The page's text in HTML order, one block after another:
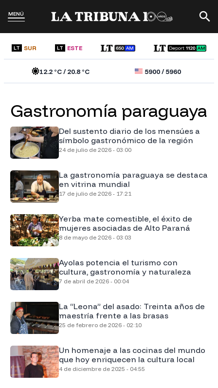
MENÚ
LT SUR LT ESTE
12.2°C /20.8°C 5900/5960
Gastronomía paraguaya
Del sustento diario de los mensúes a
símbolo gastronómico de la región
24 de julio de 2026 - 03:00
La gastronomía paraguaya se destaca
en vitrina mundial
17 de julio de 2026 - 17:21
Yerba mate comestible, el éxito de
mujeres asociadas de Alto Paraná
8 de mayo de 2026 - 03:03
Ayolas potencia el turismo con
cultura, gastronomía y naturaleza
7 de abril de 2026 - 00:04
La “Leona” del asado: Treinta años de
maestría frente a las brasas
25 de febrero de 2026 - 02:10
Un homenaje a las cocinas del mundo
que hoy enriquecen la cultura local
4 de diciembre de 2025 - 04:55